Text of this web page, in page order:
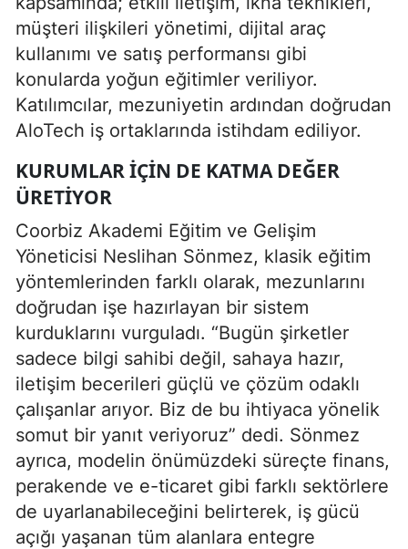
müşteri ilişkileri yönetimi, dijital araç
kullanımı ve satış performansı gibi
konularda yoğun eğitimler veriliyor.
Katılımcılar, mezuniyetin ardından doğrudan
AloTech iş ortaklarında istihdam ediliyor.
KURUMLAR İÇIN DE KATMA DEĞER
ÜRETIYOR
Coorbiz Akademi Eğitim ve Gelişim
Yöneticisi Neslihan Sönmez, klasik eğitim
yöntemlerinden farklı olarak, mezunlarını
doğrudan işe hazırlayan bir sistem
kurduklarını vurguladı. “Bugün şirketler
sadece bilgi sahibi değil, sahaya hazır,
iletişim becerileri güçlü ve çözüm odaklı
çalışanlar arıyor. Biz de bu ihtiyaca yönelik
somut bir yanıt veriyoruz” dedi. Sönmez
ayrıca, modelin önümüzdeki süreçte finans,
perakende ve e-ticaret gibi farklı sektörlere
de uyarlanabileceğini belirterek, iş gücü
açığı yaşanan tüm alanlara entegre